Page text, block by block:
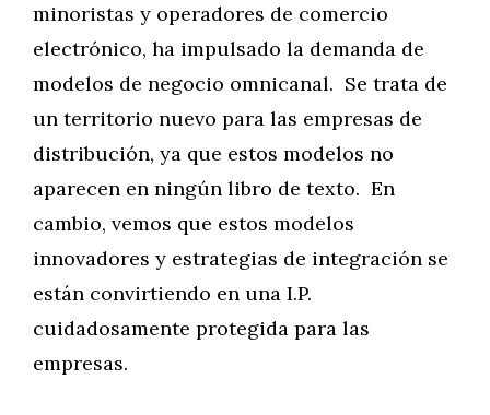
minoristas y operadores de comercio
electrónico, ha impulsado la demanda de
modelos de negocio omnicanal. Se trata de
un territorio nuevo para las empresas de
distribución, ya que estos modelos no
aparecen en ningún libro de texto. En
cambio, vemos que estos modelos
innovadores y estrategias de integración se
están convirtiendo en una I.P.
cuidadosamente protegida para las
empresas.